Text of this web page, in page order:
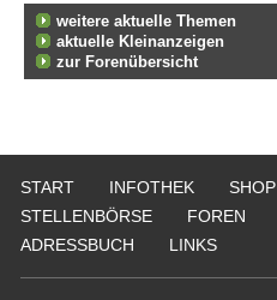
weitere aktuelle Themen
aktuelle Kleinanzeigen
zur Forenübersicht
START INFOTHEK SHOP
STELLENBÖRSE
FOREN
ADRESSBUCH
LINKS